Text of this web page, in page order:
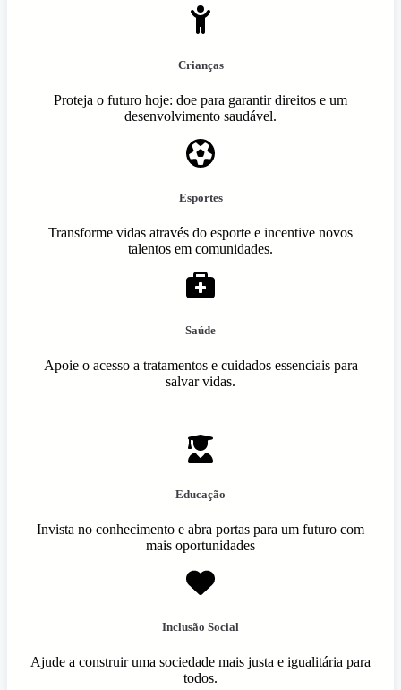
Crianças
Proteja o futuro hoje: doe para garantir direitos e um
desenvolvimento saudável.
Esportes
Transforme vidas através do esporte e incentive novos
talentos em comunidades.
Saúde
Apoie o acesso a tratamentos e cuidados essenciais para
salvar vidas.
Educação
Invista no conhecimento e abra portas para um futuro com
mais oportunidades
Inclusão Social
Ajude a construir uma sociedade mais justa e igualitária para
todos.